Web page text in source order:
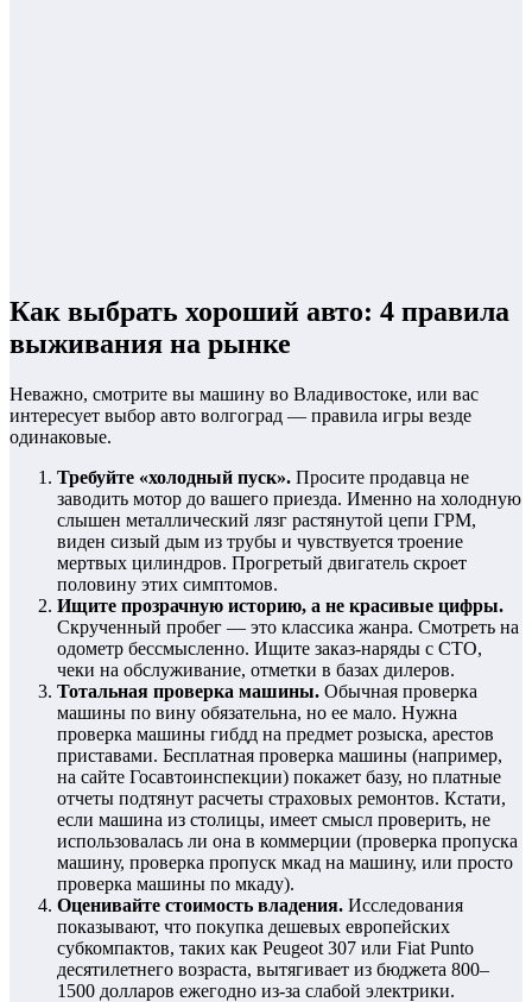
Как выбрать хороший авто: 4 правила
выживания на рынке
Неважно, смотрите вы машину во Владивостоке, или вас
интересует выбор авто волгоград — правила игры везде
одинаковые.
Требуйте «холодный пуск». Просите продавца не
заводить мотор до вашего приезда. Именно на холодную
слышен металлический лязг растянутой цепи ГРМ,
виден сизый дым из трубы и чувствуется троение
мертвых цилиндров. Прогретый двигатель скроет
половину этих симптомов.
Ищите прозрачную историю, а не красивые цифры.
Скрученный пробег — это классика жанра. Смотреть на
одометр бессмысленно. Ищите заказ-наряды с СТО,
чеки на обслуживание, отметки в базах дилеров.
Тотальная проверка машины. Обычная проверка
машины по вину обязательна, но ее мало. Нужна
проверка машины гибдд на предмет розыска, арестов
приставами. Бесплатная проверка машины (например,
на сайте Госавтоинспекции) покажет базу, но платные
отчеты подтянут расчеты страховых ремонтов. Кстати,
если машина из столицы, имеет смысл проверить, не
использовалась ли она в коммерции (проверка пропуска
машину, проверка пропуск мкад на машину, или просто
проверка машины по мкаду).
Оценивайте стоимость владения. Исследования
показывают, что покупка дешевых европейских
субкомпактов, таких как Peugeot 307 или Fiat Punto
десятилетнего возраста, вытягивает из бюджета 800–
1500 долларов ежегодно из-за слабой электрики.